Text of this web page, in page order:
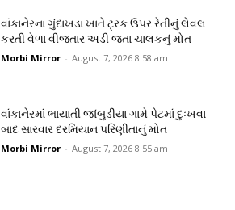
વાંકાનેરના ગુંદાખડા ખાતે ટ્રક ઉપર રેતીનું લેવલ
કરતી વેળા વીજતાર અડી જતા ચાલકનું મોત
Morbi Mirror - August 7, 2026 8:58 am
વાંકાનેરમાં ભાયાતી જાંબુડીયા ગામે પેટમાં દુઃખવા
બાદ સારવાર દરમિયાન પરિણીતાનું મોત
Morbi Mirror - August 7, 2026 8:55 am